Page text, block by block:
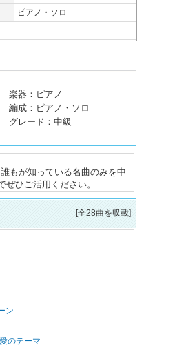
ピアノ・ソロ
楽器：ピアノ
編成：ピアノ・ソロ
グレード：中級
もが知っている名曲のみを中
ひご活用ください。
[全28曲を収載]
ン
のテーマ